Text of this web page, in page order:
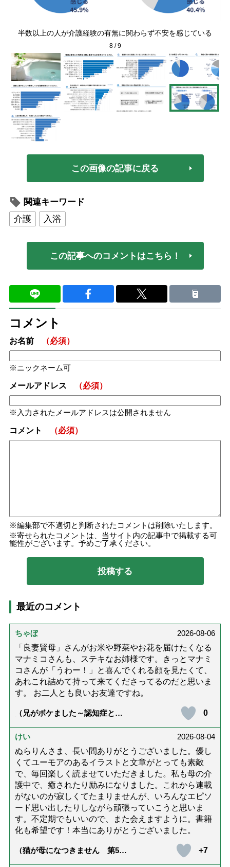
半数以上の人が介護経験の有無に関わらず不安を感じている
8/9
この画像の記事に戻る
関連キーワード
介護
入浴
この記事へのコメントはこちら！
コメント
お名前 （必須）
ニックネーム可
メールアドレス （必須）
入力されたメールアドレスは公開されません
コメント （必須）
編集部で不適切と判断されたコメントは削除いたします。
寄せられたコメントは、当サイト内の記事中で掲載する可
能性がございます。予めご了承ください。
最近のコメント
ちゃぼ
2026-08-06
「良妻賢母」さんがお米や野菜やお花を届けたくなる
マナミコさんも、ステキなお姉様です。きっとマナミ
コさんが「うわー！」と喜んでくれる顔を見たくて、
あれこれ詰めて持って来てくださってるのだと思いま
す。 お二人とも良いお友達ですね。
（兄がボケました～認知症と介
達』が届きました」）
0
けい
2026-08-04
ぬらりんさま、長い間ありがとうございました。優し
くてユーモアのあるイラストと文章がとっても素敵
で、毎回楽しく読ませていただきました。私も母の介
護中で、癒されたり励みになりました。これから連載
がないのが寂しくてたまりませんが、いろんなエピソ
ード思い出したりしながら頑張っていこうと思いま
す。不定期でもいいので、また会えますように。書籍
化も希望です！本当にありがとうございました。
（猫が母になつきません 第500
+7